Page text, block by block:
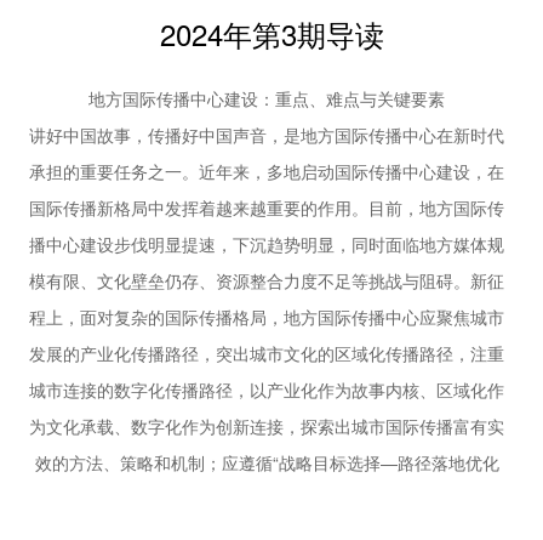
65 | 以文化传播为媒讲好新时代中国故事——“中国
邹莉 俞洪亮
68 | 谁的TikTok：国际传播视野中的数字平台 姬德
强 张毓强
新媒体
73 | 联结认同与建立共鸣：《中国日报》系列纪录
国际视野
77 | 新海诚动画电影的跨文化传播研究与启示 张华
袁源远
2024年第3期导读
地方国际传播中心建设：重点、难点与关键要素
讲好中国故事，传播好中国声音，是地方国际传播中心在新时代
承担的重要任务之一。近年来，多地启动国际传播中心建设，在
国际传播新格局中发挥着越来越重要的作用。目前，地方国际传
播中心建设步伐明显提速，下沉趋势明显，同时面临地方媒体规
模有限、文化壁垒仍存、资源整合力度不足等挑战与阻碍。新征
程上，面对复杂的国际传播格局，地方国际传播中心应聚焦城市
发展的产业化传播路径，突出城市文化的区域化传播路径，注重
城市连接的数字化传播路径，以产业化作为故事内核、区域化作
为文化承载、数字化作为创新连接，探索出城市国际传播富有实
效的方法、策略和机制；应遵循“战略目标选择—路径落地优化